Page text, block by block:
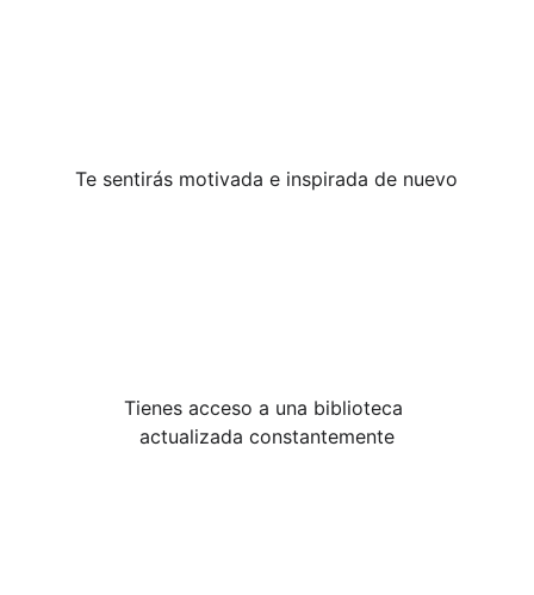
Tienes acceso a una biblioteca
actualizada constantemente
Te sentirás motivada e inspirada de nuevo